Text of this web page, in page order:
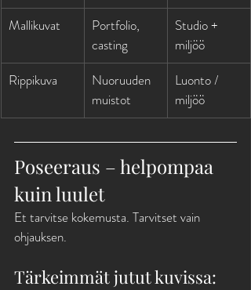
Mallikuvat
Portfolio,
casting
Studio +
miljöö
Rippikuva
Nuoruuden
muistot
Luonto /
miljöö
Poseeraus – helpompaa
kuin luulet
Et tarvitse kokemusta. Tarvitset vain
ohjauksen.
Tärkeimmät jutut kuvissa: